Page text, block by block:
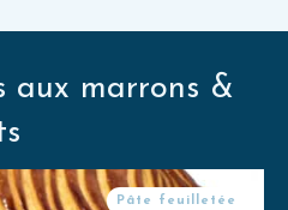
aux marrons &
Pâte feuilletée